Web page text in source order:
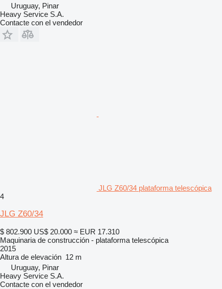
Uruguay, Pinar
Heavy Service S.A.
Contacte con el vendedor
JLG Z60/34 plataforma telescópica
4
JLG Z60/34
$ 802.900 US$ 20.000 ≈ EUR 17.310
Maquinaria de construcción - plataforma telescópica
2015
Altura de elevación 12 m
Uruguay, Pinar
Heavy Service S.A.
Contacte con el vendedor